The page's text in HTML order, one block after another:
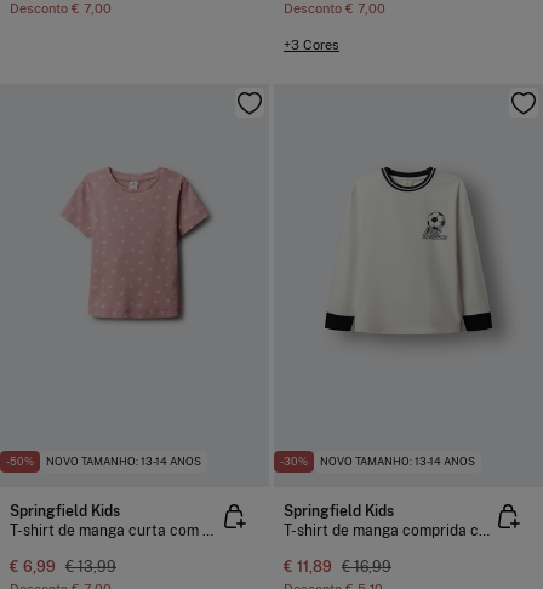
Desconto € 7,00 Desconto € 7,00
+3 Cores
-50% NOVO TAMANHO: 13-14 ANOS
Springfield Kids
T-shirt de manga curta com debruado de flores para menina
€ 6,99 € 13,99
-30% NOVO TAMANHO: 13-14 ANOS
Springfield Kids
T-shirt de manga comprida com bola de futebol para criança
€ 11,89 € 16,99